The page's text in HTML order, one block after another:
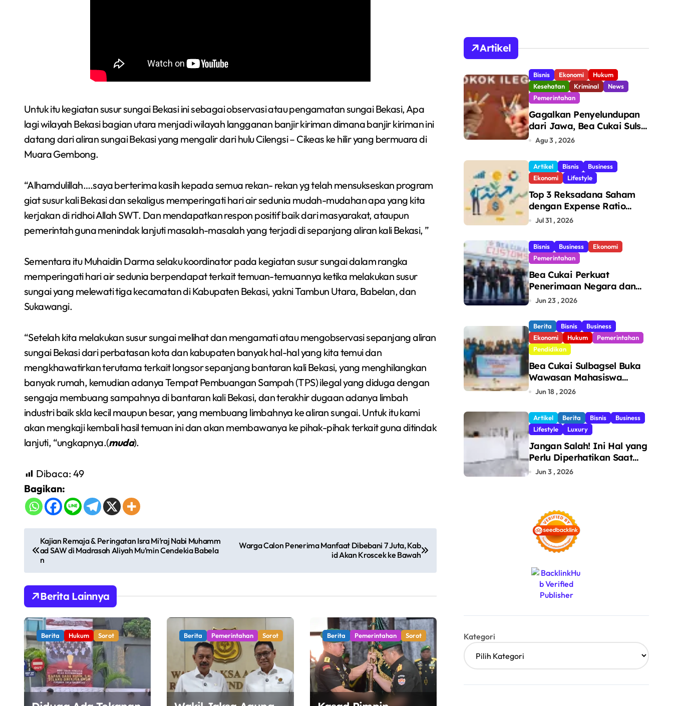
Untuk itu kegiatan susur sungai Bekasi ini sebagai observasi atau pengamatan sungai Bekasi, Apa
lagi wilayah Bekasi bagian utara menjadi wilayah langganan banjir kiriman dimana banjir kiriman ini
datang dari aliran sungai Bekasi yang mengalir dari hulu Cilengsi – Cikeas ke hilir yang bermuara di
Muara Gembong.
“Alhamdulillah….saya berterima kasih kepada semua rekan- rekan yg telah mensukseskan program
giat susur kali Bekasi dan sekaligus memperingati hari air sedunia mudah-mudahan apa yang kita
kerjakan di ridhoi Allah SWT. Dan mendapatkan respon positif baik dari masyarakat, ataupun
pemerintah guna menindak lanjuti masalah-masalah yang terjadi di sepanjang aliran kali Bekasi, ”
Sementara itu Muhaidin Darma selaku koordinator pada kegiatan susur sungai dalam rangka
memperingati hari air sedunia berpendapat terkait temuan-temuannya ketika melakukan susur
sungai yang melewati tiga kecamatan di Kabupaten Bekasi, yakni Tambun Utara, Babelan, dan
Sukawangi.
“Setelah kita melakukan susur sungai melihat dan mengamati atau mengobservasi sepanjang aliran
sungai Bekasi dari perbatasan kota dan kabupaten banyak hal-hal yang kita temui dan
mengkhawatirkan terutama terkait longsor sepanjang bantaran kali Bekasi, yang menghilangkan
banyak rumah, kemudian adanya Tempat Pembuangan Sampah (TPS) ilegal yang diduga dengan
sengaja membuang sampahnya di bantaran kali Bekasi, dan terakhir dugaan adanya limbah
industri baik skla kecil maupun besar, yang membuang limbahnya ke aliran sungai. Untuk itu kami
akan mengkaji kembali hasil temuan ini dan akan membawanya ke pihak-pihak terkait guna ditindak
lanjuti, “ungkapnya.(muda).
Dibaca: 49
Bagikan:
a
v
i
g
a
s
i
p
Kajian Remaja & Peringatan Isra Mi’raj Nabi Muhamm
ad SAW di Madrasah Aliyah Mu’min Cendekia Babela
n
Warga Calon Penerima Manfaat Dibebani 7 Juta, Kab
id Akan Kroscek ke Bawah
Berita Lainnya
Berita Hukum Sorot Berita Pemerintahan Sorot Berita Pemerintahan Sorot
Angsan
Artikel
Bisnis Ekonomi
Hukum
Kesehatan
Kriminal
News
Pemerintahan
Gagalkan Penyelundupan
dari Jawa, Bea Cukai Sulsel
Sita 7,8 Juta Batang Rokok
di Makassar
Agu 3 , 2026
Artikel Bisnis
Business
Ekonomi
Lifestyle
Top 3 Reksadana Saham
dengan Expense Ratio
Terendah
Jul 31 , 2026
Bisnis Business
Ekonomi
Pemerintahan
Bea Cukai Perkuat
Penerimaan Negara dan
Pengawasan, Setor Rp123,8
Jun 23 , 2026
Berita Bisnis
Business
Ekonomi
Hukum
Pemerintahan
Pendidikan
Bea Cukai Sulbagsel Buka
Wawasan Mahasiswa
Politeknik Bosowa tentang
dan Pencegahan Barang
Ilegal
Jun 18 , 2026
Artikel Berita Bisnis
Business
Lifestyle
Luxury
Jangan Salah! Ini Hal yang
Perlu Diperhatikan Saat
Pasang Big Slab
Jun 3 , 2026
Kategori